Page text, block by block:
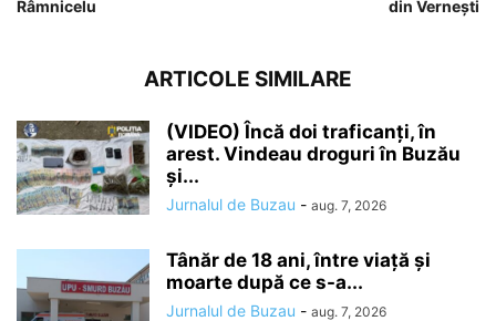
Râmnicelu
din Vernești
ARTICOLE SIMILARE
(VIDEO) Încă doi traficanți, în
arest. Vindeau droguri în Buzău
și...
Jurnalul de Buzau - aug. 7, 2026
Tânăr de 18 ani, între viață și
moarte după ce s-a...
Jurnalul de Buzau - aug. 7, 2026